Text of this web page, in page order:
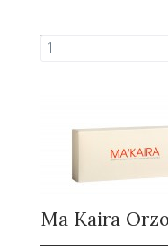
Ma Kaira